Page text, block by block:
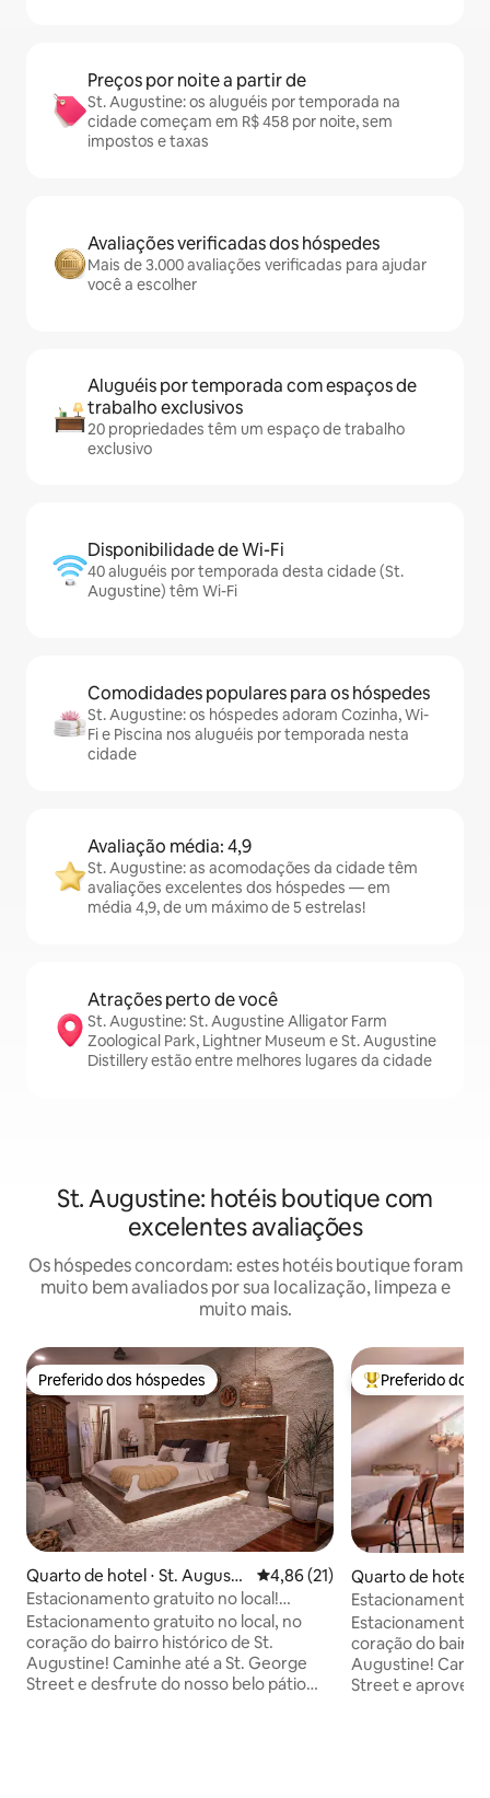
Preços por noite a partir de
St. Augustine: os aluguéis por temporada na
cidade começam em R$ 458 por noite, sem
impostos e taxas
Avaliações verificadas dos hóspedes
Mais de 3.000 avaliações verificadas para ajudar
você a escolher
Aluguéis por temporada com espaços de
trabalho exclusivos
20 propriedades têm um espaço de trabalho
exclusivo
Disponibilidade de Wi-Fi
40 aluguéis por temporada desta cidade (St.
Augustine) têm Wi-Fi
Comodidades populares para os hóspedes
St. Augustine: os hóspedes adoram Cozinha, Wi-
Fi e Piscina nos aluguéis por temporada nesta
cidade
Avaliação média: 4,9
St. Augustine: as acomodações da cidade têm
avaliações excelentes dos hóspedes — em
média 4,9, de um máximo de 5 estrelas!
Atrações perto de você
St. Augustine: St. Augustine Alligator Farm
Zoological Park, Lightner Museum e St. Augustine
Distillery estão entre melhores lugares da cidade
St. Augustine: hotéis boutique com
excelentes avaliações
Os hóspedes concordam: estes hotéis boutique foram
muito bem avaliados por sua localização, limpeza e
muito mais.
Preferido dos hóspedes
Preferido dos hóspedes
Quarto de hotel ⋅ St. Augusti
ne
4,86 de uma avaliação média
4,86 (21)
Estacionamento gratuito no local!
Centro histórico~Suíte king
Estacionamento gratuito no local, no
coração do bairro histórico de St.
Augustine! Caminhe até a St. George
Street e desfrute do nosso belo pátio
Entre os
Preferido dos
Quarto de hotel ⋅
ne
Estacionamento
Centro
Estacionamento
coração do bairro
Augustine!
Street e